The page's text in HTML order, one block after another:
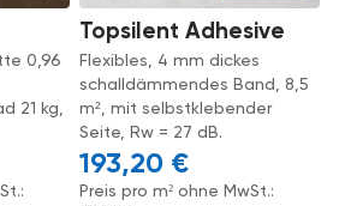
0,96
21 kg,
Topsilent Adhesive
Flexibles, 4 mm dickes
schalldämmendes Band, 8,5
m², mit selbstklebender
Seite, Rw = 27 dB.
193,20 €
Preis pro m² ohne MwSt.: